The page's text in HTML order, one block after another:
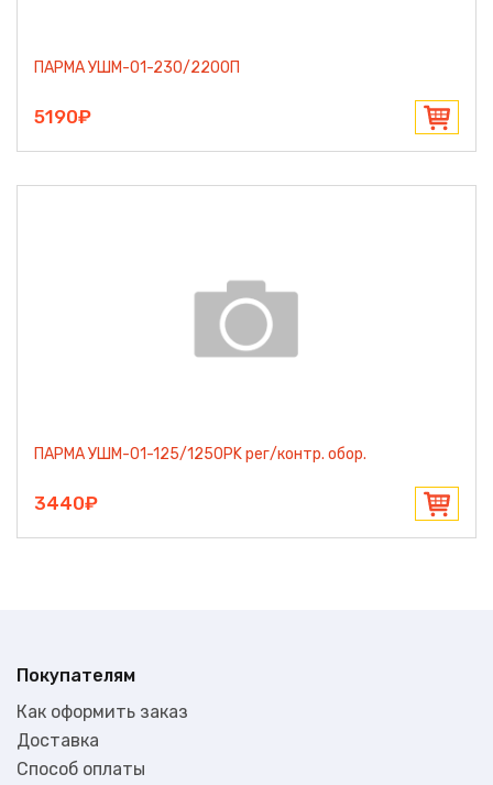
ПАРМА УШМ-01-230/2200П
5190₽
ПАРМА УШМ-01-125/1250РK рег/контр. обор.
3440₽
Покупателям
Как оформить заказ
Доставка
Способ оплаты